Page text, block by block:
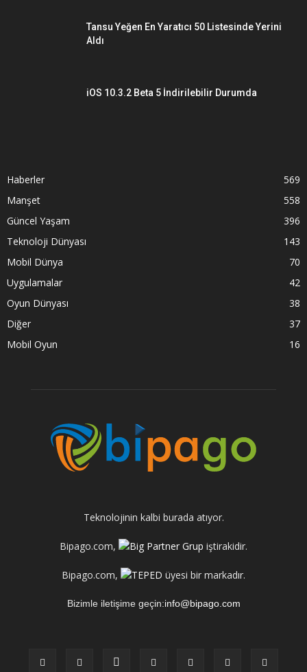
Tansu Yeğen En Yaratıcı 50 Listesinde Yerini
Aldı
iOS 10.3.2 Beta 5 İndirilebilir Durumda
Haberler
569
Manşet
558
Güncel Yaşam
396
Teknoloji Dünyası
143
Mobil Dünya
70
Uygulamalar
42
Oyun Dünyası
38
Diğer
37
Mobil Oyun
16
Teknolojinin kalbi burada atıyor.
Bipago.com, iştirakidir.
Bipago.com, üyesi bir markadır.
Bizimle iletişime geçin:info@bipago.com